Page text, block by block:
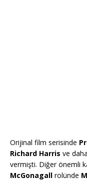
Orijinal film serisinde
Richard Harris ve
vermişti. Diğer önemli
McGonagall rolünde